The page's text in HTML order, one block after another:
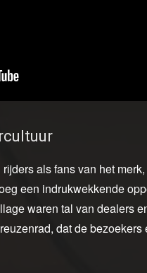
als fans van het
een indrukwekkende
waren tal van dealers
dat de